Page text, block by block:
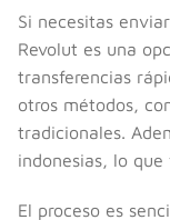
Si necesitas
Revolut es una
transferencias
otros métodos,
tradicionales.
indonesias, lo
El proceso es